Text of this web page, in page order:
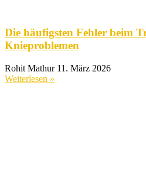
Die häufigsten Fehler beim
Knieproblemen
Rohit Mathur 11. März 2026
Weiterlesen »